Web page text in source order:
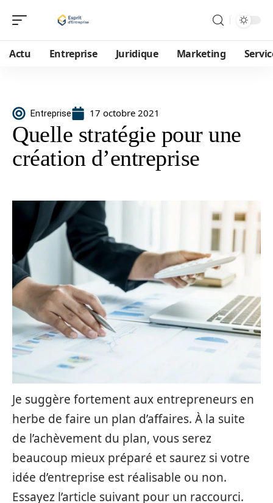
Actu Entreprise Juridique Marketing
Entreprise 17 octobre 2021
Quelle stratégie pour une
création d’entreprise
Je suggère fortement aux entrepreneurs en
herbe de faire un plan d’affaires. À la suite
de l’achèvement du plan, vous serez
beaucoup mieux préparé et saurez si votre
idée d’entreprise est réalisable ou non.
Essayez l’article suivant pour un raccourci.